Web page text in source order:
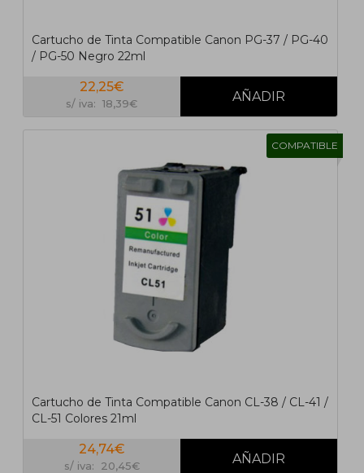
Cartucho de Tinta Compatible Canon PG-37 / PG-40
/ PG-50 Negro 22ml
22,25€
s/ iva: 18,39€
COMPATIBLE
Cartucho de Tinta Compatible Canon CL-38 / CL-41 /
CL-51 Colores 21ml
24,74€
s/ iva: 20,45€